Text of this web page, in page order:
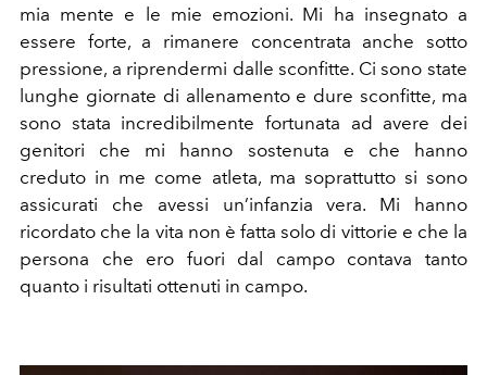
mia mente e le mie emozioni. Mi ha insegnato a
essere forte, a rimanere concentrata anche sotto
pressione, a riprendermi dalle sconfitte. Ci sono state
lunghe giornate di allenamento e dure sconfitte, ma
sono stata incredibilmente fortunata ad avere dei
genitori che mi hanno sostenuta e che hanno
creduto in me come atleta, ma soprattutto si sono
assicurati che avessi un’infanzia vera. Mi hanno
ricordato che la vita non è fatta solo di vittorie e che la
persona che ero fuori dal campo contava tanto
quanto i risultati ottenuti in campo.